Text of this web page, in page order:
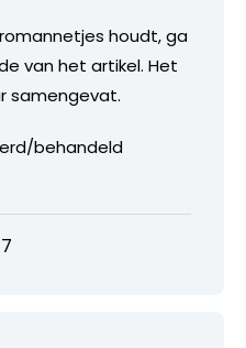
houdt, ga
van het artikel. Het
samengevat.
behandeld